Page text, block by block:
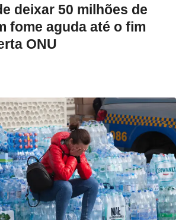
deixar 50 milhões de
fome aguda até o fim
ONU